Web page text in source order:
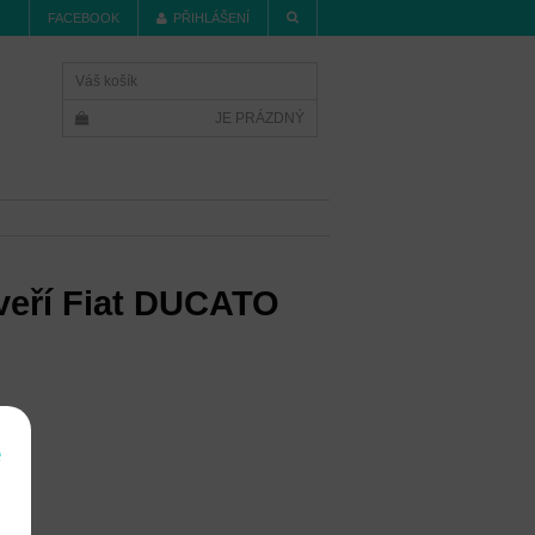
FACEBOOK PŘIHLÁŠENÍ
Váš košík
JE PRÁZDNÝ
Fiat DUCATO